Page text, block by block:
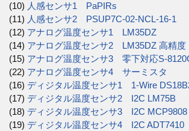
(10) 人感センサ1 PaPIRs
(11) 人感センサ2 PSUP7C-02-NCL-16-1
(12) アナログ温度センサ1 LM35DZ
(14) アナログ温度センサ2 LM35DZ 高精度
(15) アナログ温度センサ3 零下対応S-
(22) アナログ温度センサ4 サーミスタ
(16) ディジタル温度センサ1 1-Wire
(17) ディジタル温度センサ2 I2C LM75B
(18) ディジタル温度センサ3 I2C MCP9808
(19) ディジタル温度センサ4 I2C ADT7410